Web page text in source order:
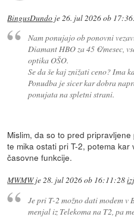
BingusDundo je26. jul 2026 ob
Nam ponujajo ob ponovni
Diamant HBO za 45 €/mesec,
optika OŠO.
Se da še kaj znižati ceno? Ima
Ponudba je sicer kar dobra
ponujata na spletni strani.
Mislim, da so to pred
te mika ostati pri T-2, potema kar
časovne funkcije.
MWMWje28. jul 2026 ob 16:11:28
Je pri T-2 možno dati modem v
menjal iz Telekoma na T2, pa